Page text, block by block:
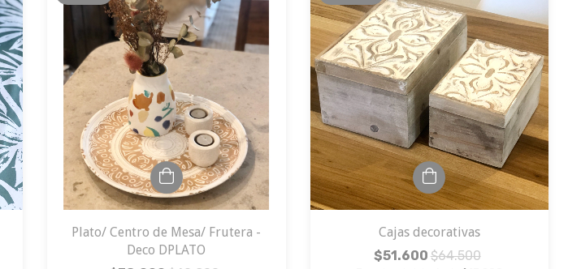
Plato/ Centro de Mesa/ Frutera -
Deco DPLATO
Cajas decorativas
$51.600 $64.500